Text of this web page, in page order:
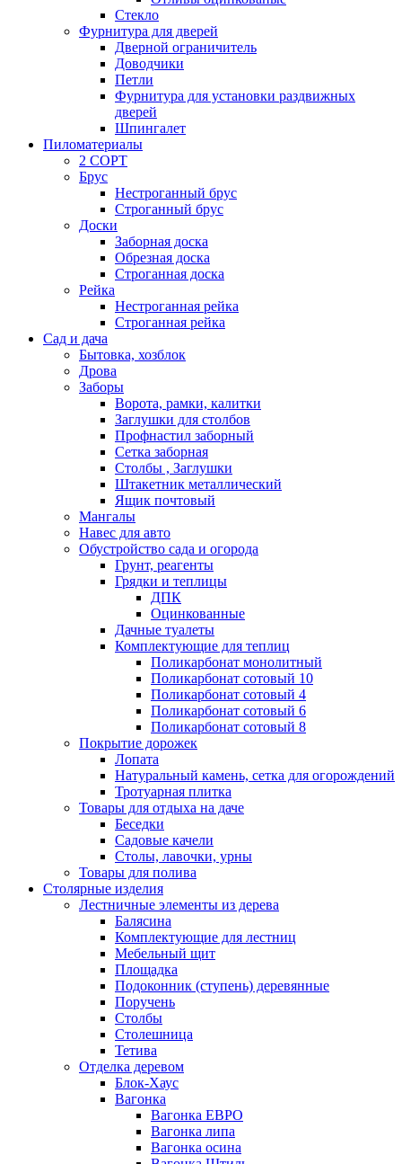
Стекло
Фурнитура для дверей
Дверной ограничитель
Доводчики
Петли
Фурнитура для установки раздвижных
дверей
Шпингалет
Пиломатериалы
2 СОРТ
Брус
Нестроганный брус
Строганный брус
Доски
Заборная доска
Обрезная доска
Строганная доска
Рейка
Нестроганная рейка
Строганная рейка
Сад и дача
Бытовка, хозблок
Дрова
Заборы
Ворота, рамки, калитки
Заглушки для столбов
Профнастил заборный
Сетка заборная
Столбы , Заглушки
Штакетник металлический
Ящик почтовый
Мангалы
Навес для авто
Обустройство сада и огорода
Грунт, реагенты
Грядки и теплицы
ДПК
Оцинкованные
Дачные туалеты
Комплектующие для теплиц
Поликарбонат монолитный
Поликарбонат сотовый 10
Поликарбонат сотовый 4
Поликарбонат сотовый 6
Поликарбонат сотовый 8
Покрытие дорожек
Лопата
Натуральный камень, сетка для огорождений
Тротуарная плитка
Товары для отдыха на даче
Беседки
Садовые качели
Столы, лавочки, урны
Товары для полива
Столярные изделия
Лестничные элементы из дерева
Балясина
Комплектующие для лестниц
Мебельный щит
Площадка
Подоконник (ступень) деревянные
Поручень
Столбы
Столешница
Тетива
Отделка деревом
Блок-Хаус
Вагонка
Вагонка ЕВРО
Вагонка липа
Вагонка осина